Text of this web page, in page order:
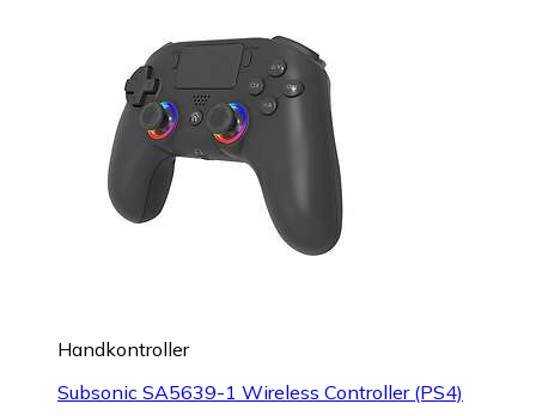
Handkontroller
Subsonic SA5639-1 Wireless Controller (PS4)